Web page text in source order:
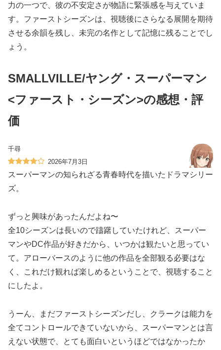
力の一つで、彼の不安定さが物語に緊張感を与えていま
す。ファーストシーズンは、視聴後にさらなる展開を期待
させる余韻を残し、未完の名作として記憶に残ることでし
ょう。
SMALLVILLE/ヤング・スーパーマン
<ファースト・シーズン>の感想・評
価
千尋
2026年7月3日
スーパーマンの知られざる青春時代を描いたドラマシリー
ズ。
ずっと興味があったんだよね〜
全10シーズンは長いので躊躇していたけれど、スーパー
マンやDC作品が好きだから、いつかは観たいと思ってい
て。アローバースのように他の作品を全部観る必要はな
く、これだけ観れば楽しめるということで、視聴すること
にしたよ。
うーん、まだファーストシーズンだし、クラークは能力を
全てコントロールできていないから、スーパーマンとは言
えない状態で、とても面白いというほどではなかったか